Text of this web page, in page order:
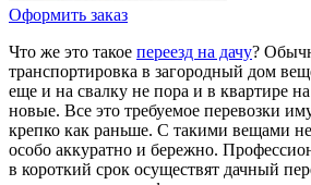
Оформить заказ
Что же это такое переезд на дачу?
транспортировка в загородный дом
еще и на свалку не пора и в квартире
новые. Все это требуемое перевозки
крепко как раньше. С такими вещами
особо аккуратно и бережно.
в короткий срок осуществят дачный